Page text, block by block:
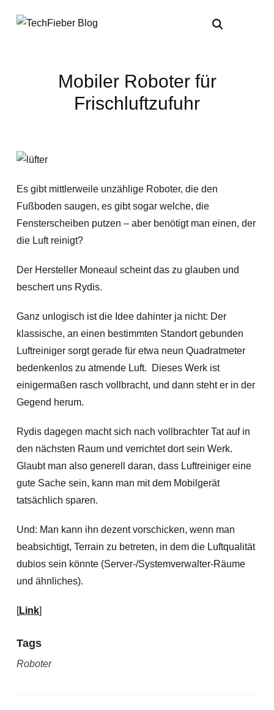
Mobiler Roboter für
Frischluftzufuhr
Es gibt mittlerweile unzählige Roboter, die den
Fußboden saugen, es gibt sogar welche, die
Fensterscheiben putzen – aber benötigt man einen, der
die Luft reinigt?
Der Hersteller Moneaul scheint das zu glauben und
beschert uns Rydis.
Ganz unlogisch ist die Idee dahinter ja nicht: Der
klassische, an einen bestimmten Standort gebunden
Luftreiniger sorgt gerade für etwa neun Quadratmeter
bedenkenlos zu atmende Luft. Dieses Werk ist
einigermaßen rasch vollbracht, und dann steht er in der
Gegend herum.
Rydis dagegen macht sich nach vollbrachter Tat auf in
den nächsten Raum und verrichtet dort sein Werk.
Glaubt man also generell daran, dass Luftreiniger eine
gute Sache sein, kann man mit dem Mobilgerät
tatsächlich sparen.
Und: Man kann ihn dezent vorschicken, wenn man
beabsichtigt, Terrain zu betreten, in dem die Luftqualität
dubios sein könnte (Server-/Systemverwalter-Räume
und ähnliches).
[Link]
Tags
Roboter